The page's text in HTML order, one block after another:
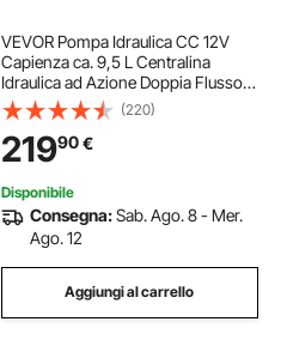
VEVOR Pompa Idraulica CC 12V
Capienza ca. 9,5 L Centralina
Idraulica ad Azione Doppia Flusso
d'Olio ca. 3,44 L/min Pressione
Massima di 22 MPa, Pompa per
Montacarichi Auto Camion
Rimorchio da Garage
(220)
21990€
Disponibile
Consegna:Sab. Ago. 8 - Mer.
Ago. 12
Aggiungi al carrello